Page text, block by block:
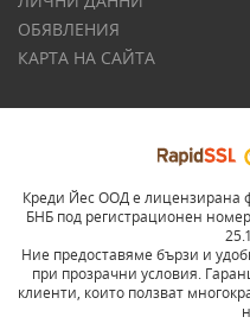
ОБЯВЛЕНИЯ
КАРТА НА САЙТА
Креди Йес ООД е лицензирана
БНБ под регистрационен
Ние предоставяме бързи и
при прозрачни условия.
клиенти, които ползват